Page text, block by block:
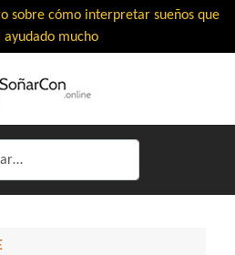
sobre cómo interpretar sueños que
ayudado mucho